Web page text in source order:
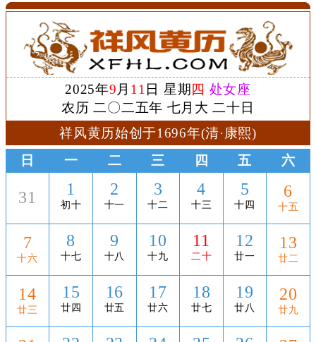
2025年9 月 11 日 星期 四 处女座
农历 二〇二五年 七月大 二十日
祥风黄历始创于1696年(清·康熙)
日
一 二 三 四 五 六
31 1
初十
2
十一
3
十二
4
十三
5
十四
6
十五
7
十六
8
十七
9
十八
10
十九
11
二十
12
廿一
13
廿二
14
廿三
15
廿四
16
廿五
17
廿六
18
廿七
19
廿八
20
廿九